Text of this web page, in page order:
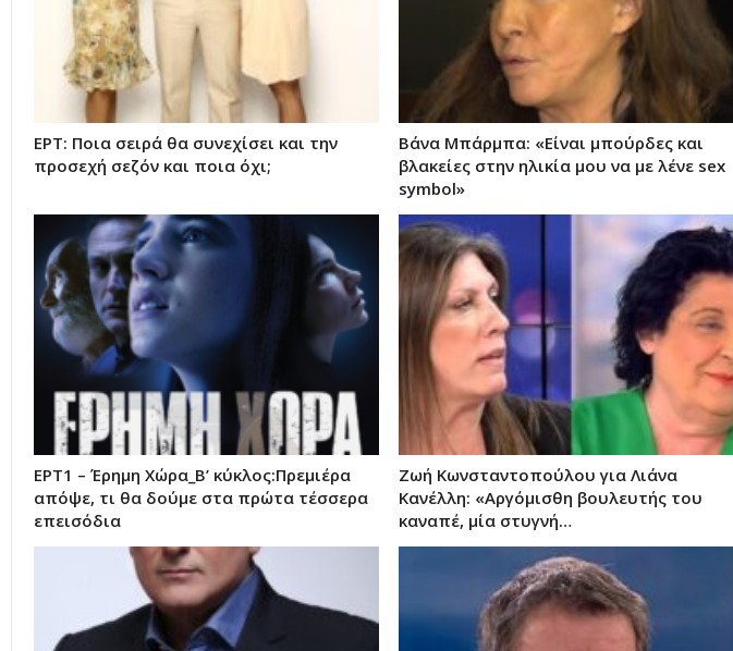
ΕΡΤ: Ποια σειρά θα συνεχίσει και την
προσεχή σεζόν και ποια όχι;
Βάνα Μπάρμπα: «Είναι μπούρδες και
βλακείες στην ηλικία μου να με λένε sex
symbol»
ΕΡΤ1 – Έρημη Χώρα_Β’ κύκλος:Πρεμιέρα
απόψε, τι θα δούμε στα πρώτα τέσσερα
επεισόδια
Ζωή Κωνσταντοπούλου για Λιάνα
Κανέλλη: «Αργόμισθη βουλευτής του
καναπέ, μία στυγνή…